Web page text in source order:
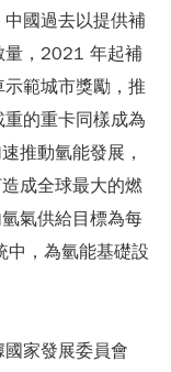
國過去以提供補
量，2021 年起補
範城市獎勵，推
的重卡同樣成為
推動氫能發展，
成全球最大的燃
氣供給目標為每
，為氫能基礎設
家發展委員會